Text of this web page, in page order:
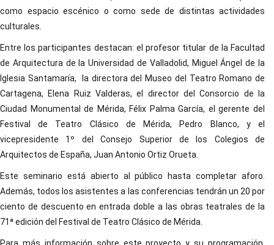
como espacio escénico o como sede de distintas actividades
culturales.
Entre los participantes destacan: el profesor titular de la Facultad
de Arquitectura de la Universidad de Valladolid, Miguel Ángel de la
Iglesia Santamaría, la directora del Museo del Teatro Romano de
Cartagena, Elena Ruiz Valderas, el director del Consorcio de la
Ciudad Monumental de Mérida, Félix Palma García, el gerente del
Festival de Teatro Clásico de Mérida, Pedro Blanco, y el
vicepresidente 1º del Consejo Superior de los Colegios de
Arquitectos de España, Juan Antonio Ortiz Orueta.
Este seminario está abierto al público hasta completar aforo.
Además, todos los asistentes a las conferencias tendrán un 20 por
ciento de descuento en entrada doble a las obras teatrales de la
71ª edición del Festival de Teatro Clásico de Mérida.